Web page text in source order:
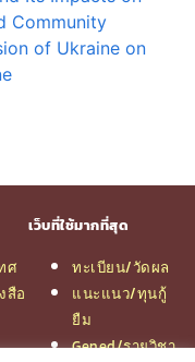
Community
of Ukraine on
ศ
สือ
เว็บที่ใช้มากที่สุด
ทะเบียน/วัดผล
แนะแนว/ทุนกู้
ยืม
Gened/รายวิชา